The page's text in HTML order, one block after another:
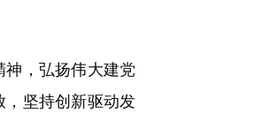
，弘扬伟大建党
，坚持创新驱动发